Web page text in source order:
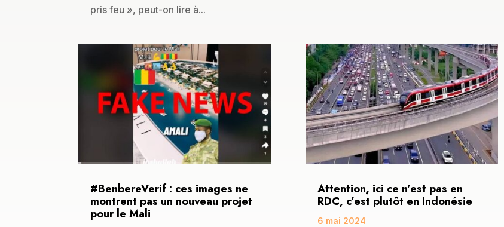
pris feu », peut-on lire à...
#BenbereVerif : ces images ne
montrent pas un nouveau projet
pour le Mali
Attention, ici ce n’est pas en
RDC, c’est plutôt en Indonésie
6 mai 2024